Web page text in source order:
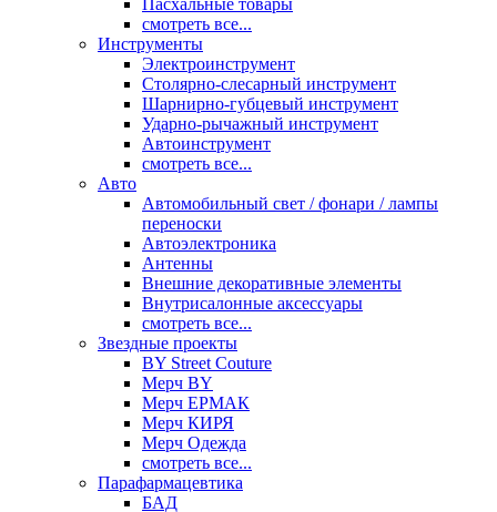
Пасхальные товары
смотреть все...
Инструменты
Электроинструмент
Столярно-слесарный инструмент
Шарнирно-губцевый инструмент
Ударно-рычажный инструмент
Автоинструмент
смотреть все...
Авто
Автомобильный свет / фонари / лампы
переноски
Автоэлектроника
Антенны
Внешние декоративные элементы
Внутрисалонные аксессуары
смотреть все...
Звездные проекты
BY Street Couture
Мерч BY
Мерч ЕРМАК
Мерч КИРЯ
Мерч Одежда
смотреть все...
Парафармацевтика
БАД